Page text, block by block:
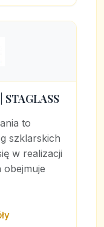
to
szklarskich
w realizacji